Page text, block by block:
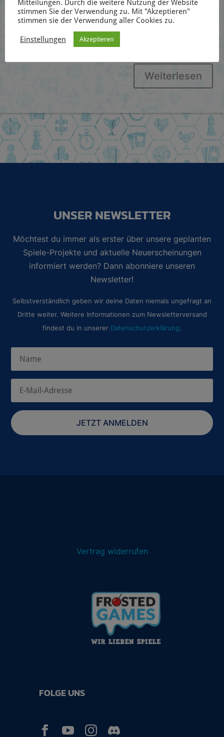
kooperativen Solarpunk-Kartenspiel Earthborne
Rangers übernehmt ihr die Rolle eines Rangers.
Bestimmt eure Vergangenheit, wählt eure Profession
und geht Solo oder kooperativ...
Weiterlesen
UNSER NEWSLETTER
Möchtest du immer als erster über unsere geplanten
Spiele-Projekte und aktuelle Neuerscheinungen
informiert werden? Dann abonniere unseren
Newsletter!
Selbstverständlich geben wir deine Daten niemals ungefragt an
Dritte weiter. Weitere Informationen zum Newsletterversand
findest du in unserer Datenschutzerklärung.
JETZT ANMELDEN
Vertrag widerrufen
FOLGE UNS
  
Mitteilungen. Durch die weitere Nutzung der Website
stimmen Sie der Verwendung zu. Mit "Akzeptieren"
stimmen sie der Verwendung aller Cookies zu.
Einstellungen Akzeptieren